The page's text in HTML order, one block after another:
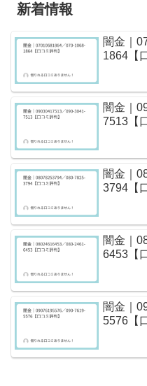
新着情報
闇金｜
1864【
闇金｜
7513【
闇金｜
3794【
闇金｜
6453【
闇金｜
5576【